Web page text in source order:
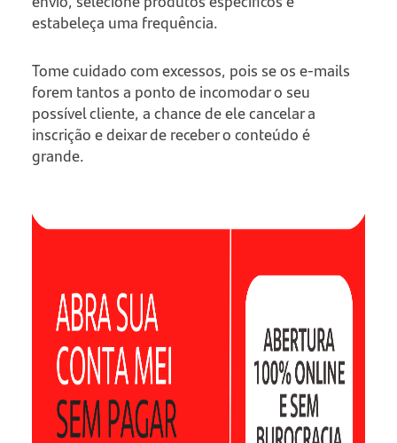
estabeleça uma frequência.
Tome cuidado com excessos, pois se os e-mails
forem tantos a ponto de incomodar o seu
possível cliente, a chance de ele cancelar a
inscrição e deixar de receber o conteúdo é
grande.